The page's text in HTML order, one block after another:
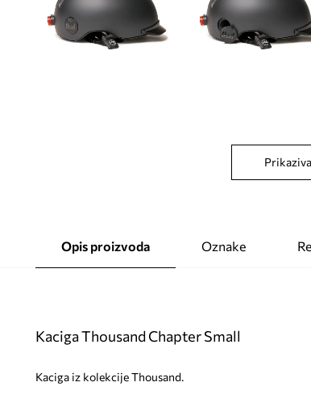
Opis proizvoda Oznake
Kaciga Thousand Chapter Small
Kaciga iz kolekcije Thousand.